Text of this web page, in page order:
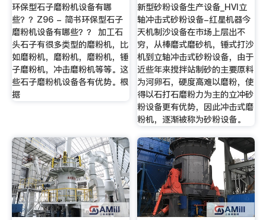
环保型石子磨粉机设备有哪
些？？Z96 - 简书环保型石子
磨粉机设备有哪些？？ 加工石
头石子有很多类型的磨粉机，比
如磨粉机，磨粉机，磨粉机，锤
子磨粉机，冲击磨粉机等等。这
些石子磨粉机设备各有优势。根
据
新型砂粉设备生产设备_HVI立
轴冲击式砂粉设备-红星机器今
天机制沙设备在市场上层出不
穷，从棒磨式磨砂机，锤式打沙
机到立轴冲击式砂粉设备，由于
近些年来搅拌站制砂的主要原料
为河卵石，硬度高难以磨粉，使
得以石打石磨粉力为主的立冲砂
粉设备更有优势，因此冲击式磨
粉机，逐渐被称为砂粉设备。